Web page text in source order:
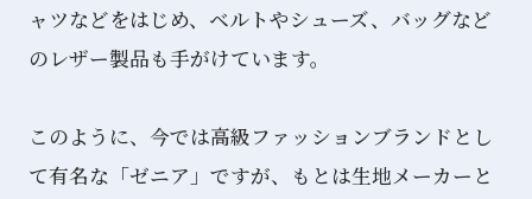
ャツなどをはじめ、ベルトやシューズ、バッグなど
のレザー製品も手がけています。
このように、今では高級ファッションブランドとし
て有名な「ゼニア」ですが、もとは生地メーカーと